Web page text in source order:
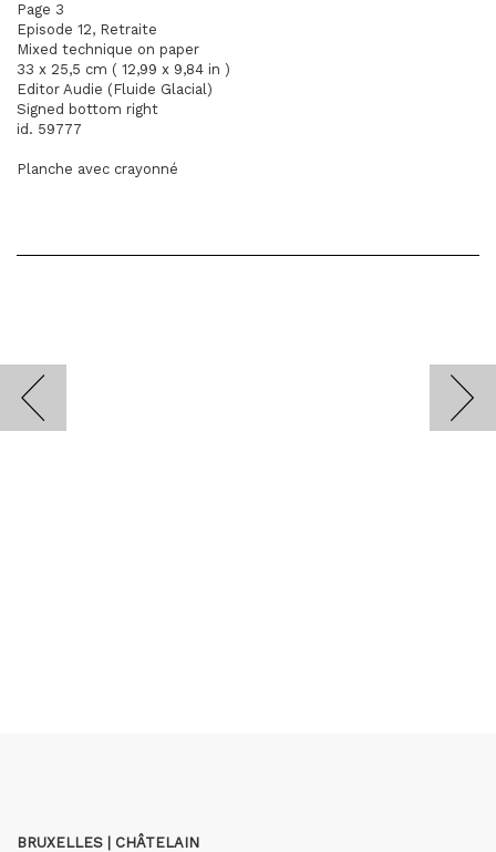
Page 3
Episode 12, Retraite
Mixed technique on paper
33 x 25,5 cm ( 12,99 x 9,84 in )
Editor Audie (Fluide Glacial)
Signed bottom right
id. 59777
Planche avec crayonné
BRUXELLES | CHÂTELAIN